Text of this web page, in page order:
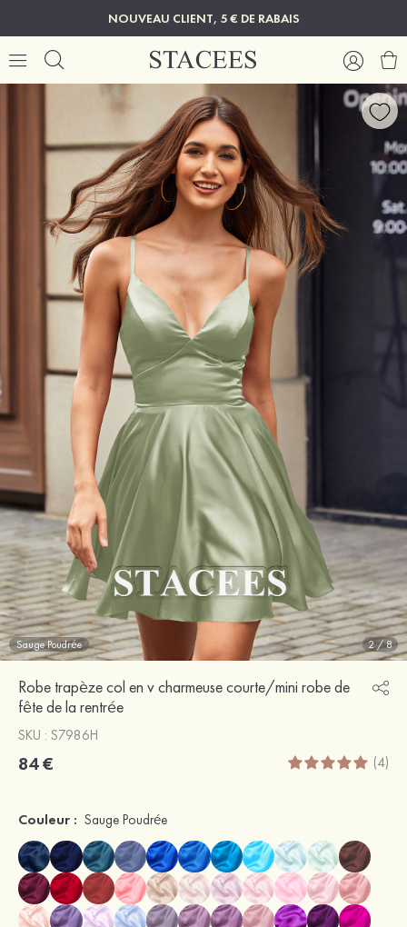
NOUVEAU CLIENT, 5 € DE RABAIS
Sauge Poudrée 2/8
Robe trapèze col en v charmeuse courte/mini robe de
fête de la rentrée
SKU : S7986H
84 € (4)
Couleur : Sauge Poudrée